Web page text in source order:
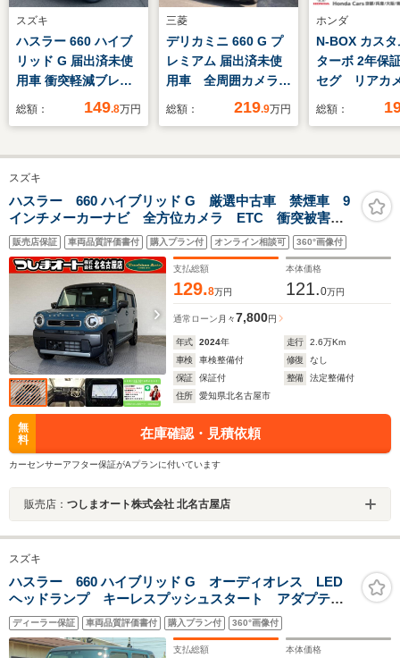
スズキ
ハスラー 660 ハイブ
リッド G 届出済未使
用車 衝突軽減ブレー
キ スマートキー
オETCドラレコ 障害
物センサー CVT オ
ートエアコン
総額： 149.8万円
三菱
デリカミニ 660 G プ
レミアム 届出済未使
用車 全周囲カメラ
両側電動スライドド
ントロール レーンア
システム オートライ
ト LEDヘッドラン
プ スマートキー
総額： 219.9万円
ホンダ
N-BOX カス
ターボ 2年保
セグ リア
LEDヘッド
プティブクル
ラミラー パ
ト 15AW 本
テアリングホ
総額：
スズキ
ハスラー 660 ハイブリッド G 厳選中古車 禁煙車 9
インチメーカーナビ 全方位カメラ ETC 衝突被害軽
減ブレーキ 障害物センサー スマートキー LEDヘッ
ドライト フルフラット 15インチデザインホイール
アダプティブクルコン CVT
販売店保証 車両品質評価書付 購入プラン付 オンライン相談可 360°画像付
支払総額
129.8万円
本体価格
121.0万円
通常ローン 月々7,800円
年式 2024年 走行 2.6万Km
車検
車検整備付 修復
なし
保証
保証付 整備
法定整備付
住所
愛知県北名古屋市
無
料
在庫確認・見積依頼
カーセンサーアフター保証がAプランに付いています
販売店： つしまオート株式会社 北名古屋店
スズキ
ハスラー 660 ハイブリッド G オーディオレス LED
ヘッドランプ キーレスプッシュスタート アダプティ
ブクルーズコントロール ステアリングオーディオスイ
ッチ マイルドハイブリッド 衝突被害軽減ブレーキ
後退時ブレーキサポート
ディーラー保証 車両品質評価書付 購入プラン付 360°画像付
支払総額 本体価格